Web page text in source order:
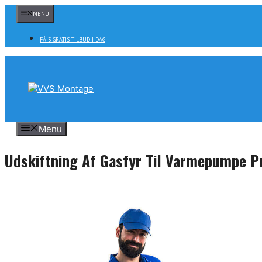
indhold
MENU
FÅ 3 GRATIS TILBUD I DAG
Menu
Udskiftning Af Gasfyr Til Varmepumpe